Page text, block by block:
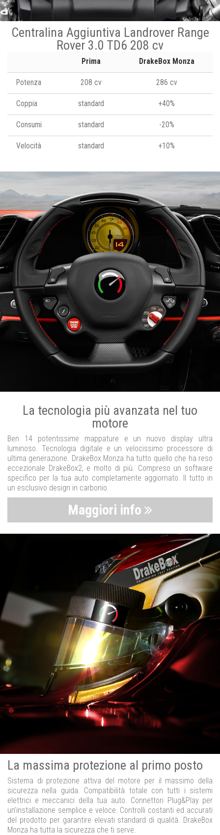
Centralina Aggiuntiva Landrover Range
Rover 3.0 TD6 208 cv
Prima DrakeBox Monza
Potenza 208 cv 286 cv
Coppia standard +40%
Consumi standard -20%
Velocità standard +10%
La tecnologia più avanzata nel tuo
motore
Ben 14 potentissime mappature e un nuovo display ultra
luminoso. Tecnologia digitale e un velocissimo processore di
ultima generazione. DrakeBox Monza ha tutto quello che ha reso
eccezionale DrakeBox2, e molto di più. Compreso un software
specifico per la tua auto completamente aggiornato. Il tutto in
un esclusivo design in carbonio.
Maggiori info
La massima protezione al primo posto
Sistema di protezione attiva del motore per il massimo della
sicurezza nella guida. Compatibilità totale con tutti i sistemi
elettrici e meccanici della tua auto. Connettori Plug&Play per
un’installazione semplice e veloce. Controlli costanti ed accurati
del prodotto per garantire elevati standard di qualità. DrakeBox
Monza ha tutta la sicurezza che ti serve.